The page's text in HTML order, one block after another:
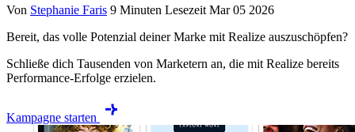
Von Stephanie Faris 9 Minuten Lesezeit Mar 05 2026
Bereit, das volle Potenzial deiner Marke mit Realize auszuschöpfen?
Schließe dich Tausenden von Marketern an, die mit Realize bereits
Performance-Erfolge erzielen.
Kampagne starten